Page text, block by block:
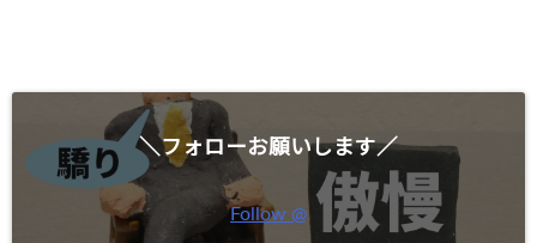
＼フォローお願いします／
Follow @